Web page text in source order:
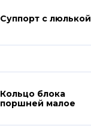
Суппорт с люлькой
Кольцо блока
поршней малое